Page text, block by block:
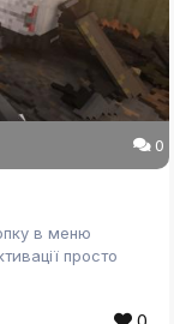
0
в меню
просто